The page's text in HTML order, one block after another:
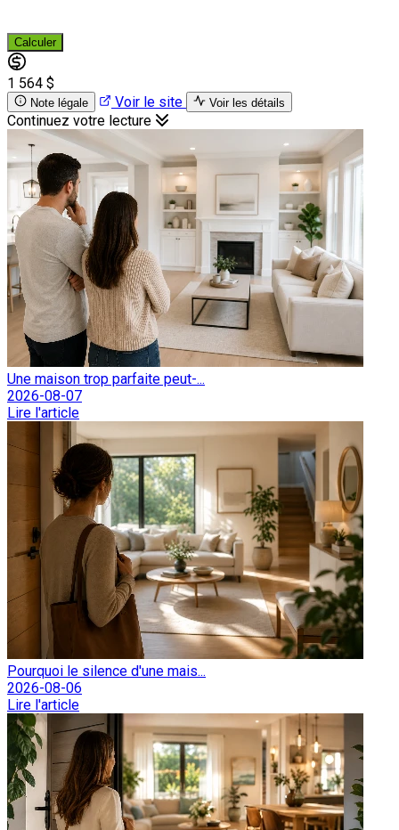
Calculer
1 564 $
Note légale Voir le site Voir les détails
Continuez votre lecture
Une maison trop parfaite peut-...
2026-08-07
Lire l'article
Pourquoi le silence d'une mais...
2026-08-06
Lire l'article